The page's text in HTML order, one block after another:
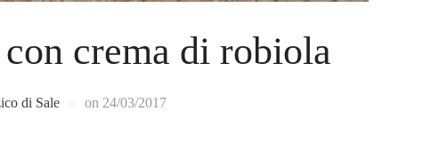
crema di robiola
di Sale on 24/03/2017